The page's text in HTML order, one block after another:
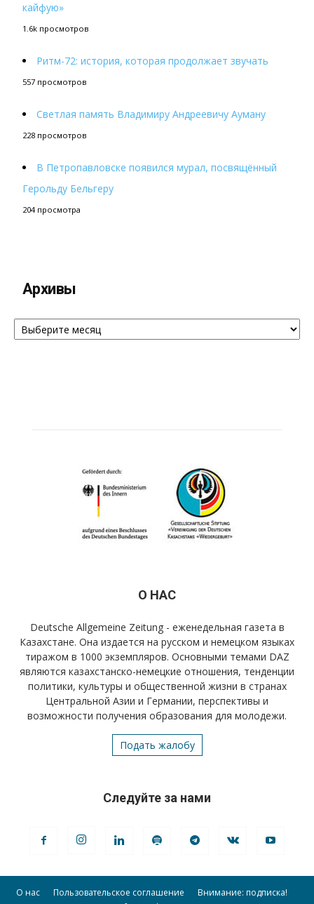
кайфую»
1.6k просмотров
Ритм-72: история, которая продолжает звучать
557 просмотров
Светлая память Владимиру Андреевичу Ауману
228 просмотров
В Петропавловске появился мурал, посвящённый
Герольду Бельгеру
204 просмотра
Архивы
Архивы
О НАС
Deutsche Allgemeine Zeitung - еженедельная газета в
Казахстане. Она издается на русском и немецком языках
тиражом в 1000 экземпляров. Основными темами DAZ
являются казахстанско-немецкие отношения, тенденции
политики, культуры и общественной жизни в странах
Центральной Азии и Германии, перспективы и
возможности получения образования для молодежи.
Подать жалобу
Следуйте за нами
О нас Пользовательское соглашение
Внимание: подписка!